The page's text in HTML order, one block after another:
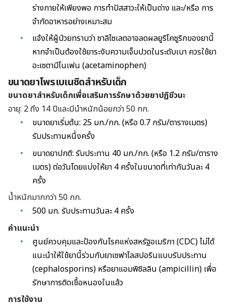
ร่างกายให้เพียงพอ การทำปัสสาวะให้เป็นด่าง และ/หรือ การ
จำกัดอาหารอย่างเหมาะสม
แจ้งให้ผู้ป่วยทราบว่า ซาลิไซเลตอาจลดผลยูริโคซูริกของยานี้
หากจำเป็นต้องใช้ยาระงับความเจ็บปวดในระดับเบา ควรใช้ยา
อะเซตามีโนเฟน (acetaminophen)
ขนาดยาโพรเบเนซิดสำหรับเด็ก
ขนาดยาสำหรับเด็กเพื่อเสริมการรักษาด้วยยาปฏิชีวนะ
อายุ: 2 ถึง 14 ปีและมีนำหนักน้อยกว่า 50 กก.
ขนาดยาเริ่มต้น: 25 มก./กก. (หรือ 0.7 กรัม/ตารางเมตร)
รับประทานหนึ่งครั้ง
ขนาดยาปกติ: รับประทาน 40 มก./กก. (หรือ 1.2 กรัม/ตาราง
เมตร)ต่อวันโดยแบ่งให้ยา 4 ครั้งในขนาดที่เท่ากันวันละ 4
ครั้ง
น้ำหนักมากกว่า 50 กก.
500 มก. รับประทานวันละ 4 ครั้ง
คำแนะนำ
ศูนย์ควบคุมและป้องกันโรคแห่งสหรัฐอเมริกา (CDC) ไม่ได้
แนะนำให้ใช้ยานี้ร่วมกับยาเซฟาโลสปอรินแบบรับประทาน
(cephalosporins) หรือยาแอมพิซิลลิน (ampicillin) เพื่อ
รักษาการติดเชื้อหนองในแล้ว
การใช้งาน